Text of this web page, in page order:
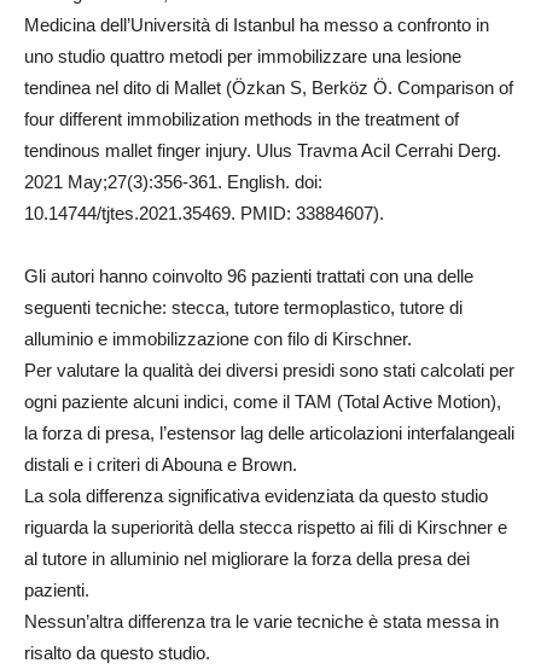
Medicina dell’Università di Istanbul ha messo a confronto in
uno studio quattro metodi per immobilizzare una lesione
tendinea nel dito di Mallet (Özkan S, Berköz Ö. Comparison of
four different immobilization methods in the treatment of
tendinous mallet finger injury. Ulus Travma Acil Cerrahi Derg.
2021 May;27(3):356-361. English. doi:
10.14744/tjtes.2021.35469. PMID: 33884607).
Gli autori hanno coinvolto 96 pazienti trattati con una delle
seguenti tecniche: stecca, tutore termoplastico, tutore di
alluminio e immobilizzazione con filo di Kirschner.
Per valutare la qualità dei diversi presidi sono stati calcolati per
ogni paziente alcuni indici, come il TAM (Total Active Motion),
la forza di presa, l’estensor lag delle articolazioni interfalangeali
distali e i criteri di Abouna e Brown.
La sola differenza significativa evidenziata da questo studio
riguarda la superiorità della stecca rispetto ai fili di Kirschner e
al tutore in alluminio nel migliorare la forza della presa dei
pazienti.
Nessun’altra differenza tra le varie tecniche è stata messa in
risalto da questo studio.